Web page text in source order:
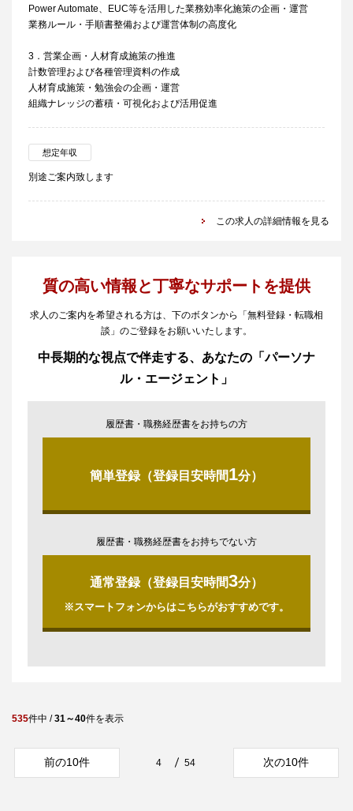
Power Automate、EUC等を活用した業務効率化施策の企画・運営
業務ルール・手順書整備および運営体制の高度化
3．営業企画・人材育成施策の推進
計数管理および各種管理資料の作成
人材育成施策・勉強会の企画・運営
組織ナレッジの蓄積・可視化および活用促進
想定年収
別途ご案内致します
この求人の詳細情報を見る
質の高い情報と丁寧なサポートを提供
求人のご案内を希望される方は、下のボタンから「無料登録・転職相
談」のご登録をお願いいたします。
中長期的な視点で伴走する、あなたの「パーソナ
ル・エージェント」
履歴書・職務経歴書をお持ちの方
簡単登録（登録目安時間1分）
履歴書・職務経歴書をお持ちでない方
通常登録（登録目安時間3分）
※スマートフォンからはこちらがおすすめです。
535件中 /31～40件を表示
前の10件 4 54 次の10件